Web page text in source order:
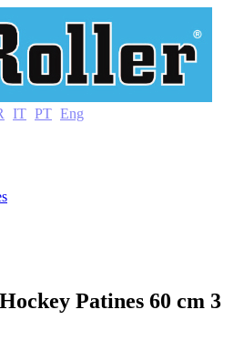
IT PT Eng
Patines 60 cm 3